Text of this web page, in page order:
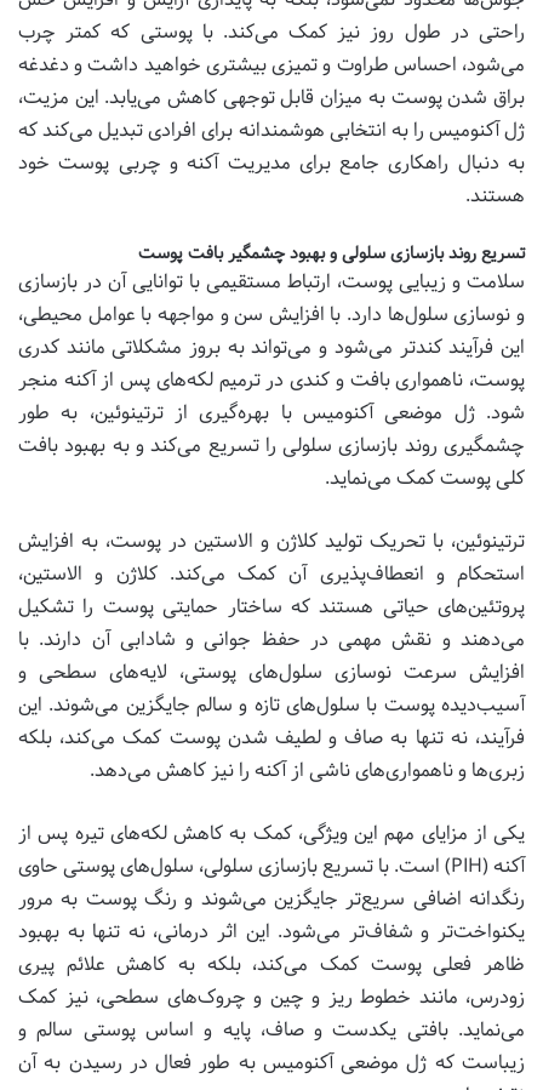
راحتی در طول روز نیز کمک می‌کند. با پوستی که کمتر چرب
می‌شود، احساس طراوت و تمیزی بیشتری خواهید داشت و دغدغه
براق شدن پوست به میزان قابل توجهی کاهش می‌یابد. این مزیت،
ژل آکنومیس را به انتخابی هوشمندانه برای افرادی تبدیل می‌کند که
به دنبال راهکاری جامع برای مدیریت آکنه و چربی پوست خود
هستند.
تسریع روند بازسازی سلولی و بهبود چشمگیر بافت پوست
سلامت و زیبایی پوست، ارتباط مستقیمی با توانایی آن در بازسازی
و نوسازی سلول‌ها دارد. با افزایش سن و مواجهه با عوامل محیطی،
این فرآیند کندتر می‌شود و می‌تواند به بروز مشکلاتی مانند کدری
پوست، ناهمواری بافت و کندی در ترمیم لکه‌های پس از آکنه منجر
شود. ژل موضعی آکنومیس با بهره‌گیری از ترتینوئین، به طور
چشمگیری روند بازسازی سلولی را تسریع می‌کند و به بهبود بافت
کلی پوست کمک می‌نماید.
ترتینوئین، با تحریک تولید کلاژن و الاستین در پوست، به افزایش
استحکام و انعطاف‌پذیری آن کمک می‌کند. کلاژن و الاستین،
پروتئین‌های حیاتی هستند که ساختار حمایتی پوست را تشکیل
می‌دهند و نقش مهمی در حفظ جوانی و شادابی آن دارند. با
افزایش سرعت نوسازی سلول‌های پوستی، لایه‌های سطحی و
آسیب‌دیده پوست با سلول‌های تازه و سالم جایگزین می‌شوند. این
فرآیند، نه تنها به صاف و لطیف شدن پوست کمک می‌کند، بلکه
زبری‌ها و ناهمواری‌های ناشی از آکنه را نیز کاهش می‌دهد.
یکی از مزایای مهم این ویژگی، کمک به کاهش لکه‌های تیره پس از
آکنه (PIH) است. با تسریع بازسازی سلولی، سلول‌های پوستی حاوی
رنگدانه اضافی سریع‌تر جایگزین می‌شوند و رنگ پوست به مرور
یکنواخت‌تر و شفاف‌تر می‌شود. این اثر درمانی، نه تنها به بهبود
ظاهر فعلی پوست کمک می‌کند، بلکه به کاهش علائم پیری
زودرس، مانند خطوط ریز و چین و چروک‌های سطحی، نیز کمک
می‌نماید. بافتی یکدست و صاف، پایه و اساس پوستی سالم و
زیباست که ژل موضعی آکنومیس به طور فعال در رسیدن به آن